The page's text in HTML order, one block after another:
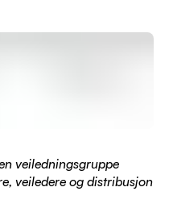
veiledningsgruppe
veiledere og distribusjon